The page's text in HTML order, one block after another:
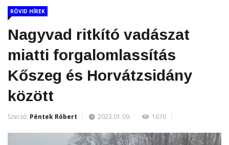
RÖVID HÍREK
Nagyvad ritkító vadászat
miatti forgalomlassítás
Kőszeg és Horvátzsidány
között
Szerző: Péntek Róbert 2023.01.09. 1670